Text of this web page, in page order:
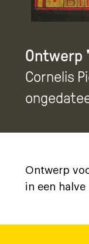
Ontwerp
Cornelis
Ontwerp
in een